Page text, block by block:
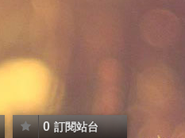
0 訂閱站台